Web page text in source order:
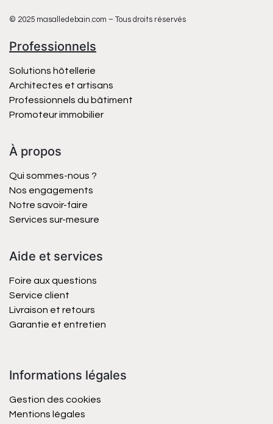
© 2025 masalledebain.com – Tous droits réservés
Professionnels
Solutions hôtellerie
Architectes et artisans
Professionnels du bâtiment
Promoteur immobilier
À propos
Qui sommes-nous ?
Nos engagements
Notre savoir-faire
Services sur-mesure
Aide et services
Foire aux questions
Service client
Livraison et retours
Garantie et entretien
Informations légales
Gestion des cookies
Mentions légales